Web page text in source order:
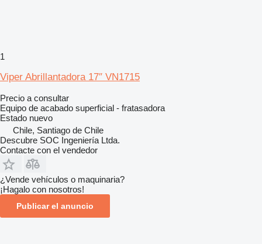
1
Viper Abrillantadora 17″ VN1715
Precio a consultar
Equipo de acabado superficial - fratasadora
Estado nuevo
Chile, Santiago de Chile
Descubre SOC Ingeniería Ltda.
Contacte con el vendedor
¿Vende vehículos o maquinaria?
¡Hagalo con nosotros!
Publicar el anuncio